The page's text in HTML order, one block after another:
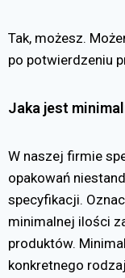
Tak, możesz.
po potwierdzeniu
Jaka jest
W naszej firmie
opakowań
specyfikacji.
minimalnej ilości
produktów.
konkretnego